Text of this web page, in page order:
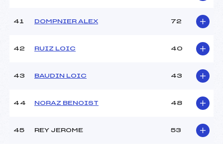
41 DOMPNIER ALEX 72
42 RUIZ LOIC 40
43 BAUDIN LOIC 43
44 NORAZ BENOIST 48
45 REY JEROME 53